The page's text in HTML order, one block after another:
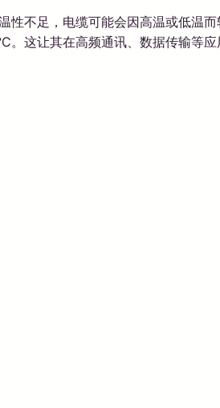
不足，电缆可能会因高温或低温而
这让其在高频通讯、数据传输等